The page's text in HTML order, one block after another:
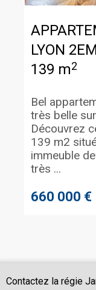
LYON
139 m2
660 000 €
Bel
très belle
Découvrez
139 m2
immeuble
très ...
Contactez la régie